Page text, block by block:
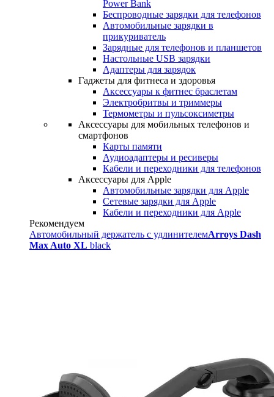
Power Bank
Беспроводные зарядки для телефонов
Автомобильные зарядки в
прикуриватель
Зарядные для телефонов и планшетов
Настольные USB зарядки
Адаптеры для зарядок
Гаджеты для фитнеса и здоровья
Аксессуары к фитнес браслетам
Электробритвы и триммеры
Термометры и пульсоксиметры
Аксессуары для мобильных телефонов и
смартфонов
Карты памяти
Аудиоадаптеры и ресиверы
Кабели и переходники для телефонов
Аксессуары для Apple
Автомобильные зарядки для Apple
Сетевые зарядки для Apple
Кабели и переходники для Apple
Рекомендуем
Автомобильный держатель с удлинителемArroys Dash
Max Auto XL black